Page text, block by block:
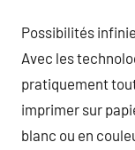
Possibilités
Avec les
pratiquement
imprimer sur
blanc ou en